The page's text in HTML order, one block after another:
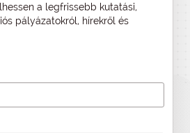
a legfrissebb kutatási,
pályázatokról, hírekről és